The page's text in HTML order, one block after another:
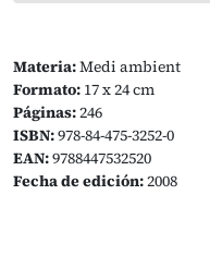
Materia:Medi ambient
Formato: 17 x 24 cm
Páginas:246
ISBN:978-84-475-3252-0
EAN:9788447532520
Fecha de edición:2008